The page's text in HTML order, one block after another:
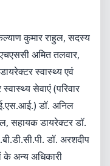
कुमार राहुल, सदस्य
अमित तलवार,
स्वास्थ्य एवं
सेवाएं (परिवार
डॉ. अनिल
सहायक डायरेक्टर डॉ.
डॉ. अरशदीप
के अन्य अधिकारी